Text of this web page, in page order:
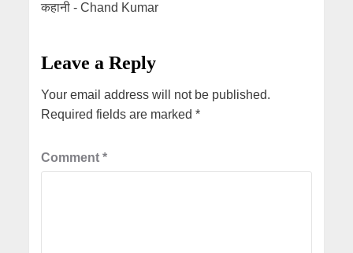
कहानी - Chand Kumar
Leave a Reply
Your email address will not be published.
Required fields are marked*
Comment*